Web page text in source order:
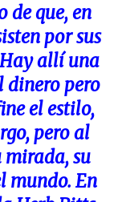
de que, en
por sus
allí una
dinero pero
el estilo,
pero al
mirada, su
mundo. En